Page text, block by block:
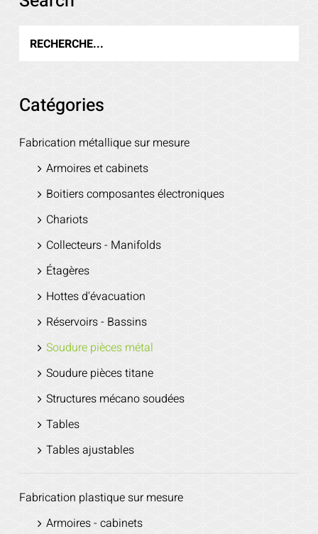
Catégories
Fabrication métallique sur mesure
Armoires et cabinets
Boitiers composantes électroniques
Chariots
Collecteurs - Manifolds
Étagères
Hottes d'évacuation
Réservoirs - Bassins
Soudure pièces métal
Soudure pièces titane
Structures mécano soudées
Tables
Tables ajustables
Fabrication plastique sur mesure
Armoires - cabinets